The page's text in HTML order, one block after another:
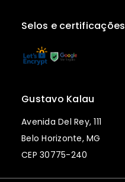
Selos e certificações
Gustavo Kalau
Avenida Del Rey, 111
Belo Horizonte, MG
CEP 30775-240